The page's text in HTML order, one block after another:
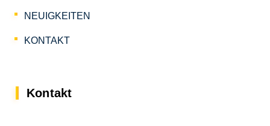
NEUIGKEITEN
KONTAKT
Kontakt